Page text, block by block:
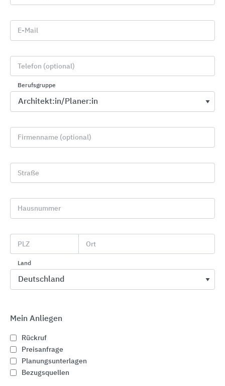
Industrie- und Garagentore
Alpha Deuren International
E-Mail
Telefon (optional)
Berufsgruppe
Firmenname (optional)
Straße
Hausnummer
PLZ Ort
Land
Mein Anliegen
Rückruf
Preisanfrage
Planungsunterlagen
Bezugsquellen